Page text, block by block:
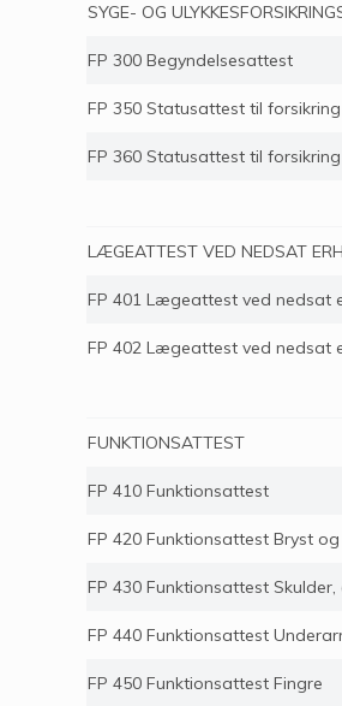
SYGE- OG
FP 300 Begyndelsesattest
FP 350 Statusattest til forsikring
FP 360 Statusattest til
LÆGEATTEST VED NEDSAT
FP 401 Lægeattest ved nedsat
FP 402 Lægeattest ved nedsat
FUNKTIONSATTEST
FP 410 Funktionsattest
FP 420 Funktionsattest Bryst
FP 430 Funktionsattest
FP 440 Funktionsattest
FP 450 Funktionsattest Fingre